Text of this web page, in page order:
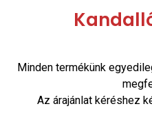
Minden termékünk
Az árajánlat kéréshez